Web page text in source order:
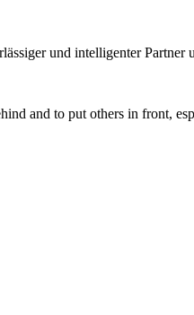
und intelligenter Partner
and to put others in front,